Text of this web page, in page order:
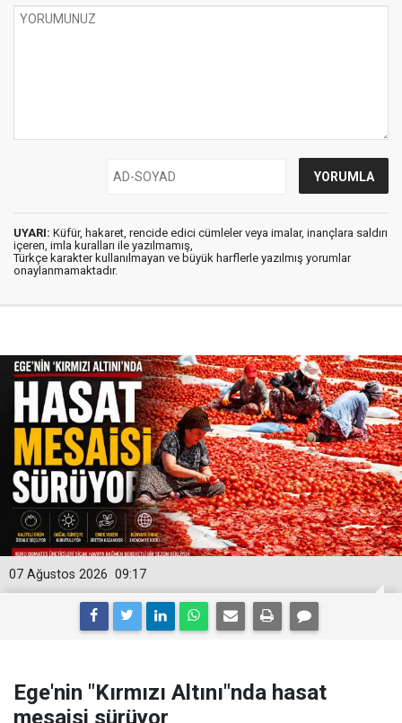
UYARI: Küfür, hakaret, rencide edici cümleler veya imalar, inançlara saldırı
içeren, imla kuralları ile yazılmamış,
Türkçe karakter kullanılmayan ve büyük harflerle yazılmış yorumlar
onaylanmamaktadır.
09:17
07 Ağustos 2026
Ege'nin "Kırmızı Altını"nda hasat
mesaisi sürüyor